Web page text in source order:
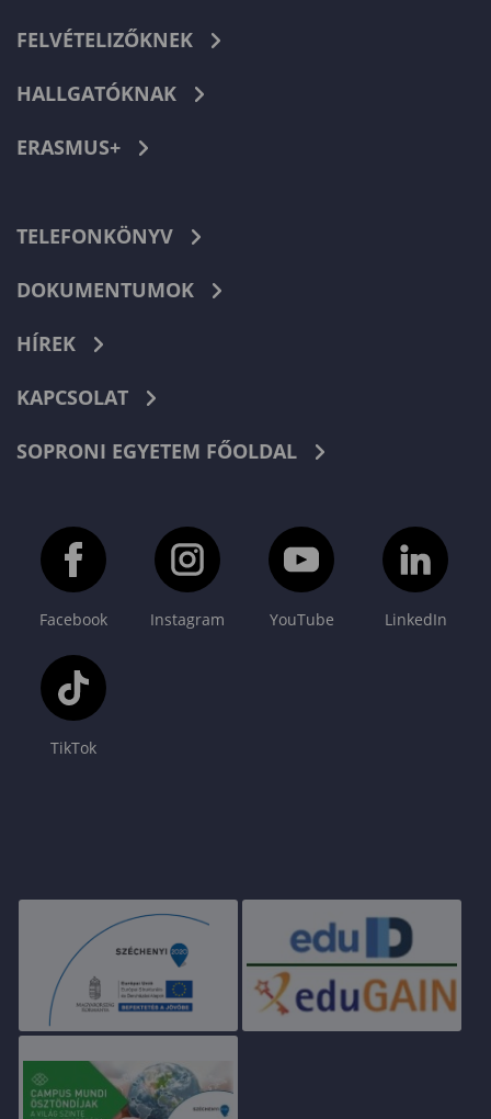
FELVÉTELIZŐKNEK
HALLGATÓKNAK
ERASMUS+
TELEFONKÖNYV
DOKUMENTUMOK
HÍREK
KAPCSOLAT
SOPRONI EGYETEM FŐOLDAL
Facebook Instagram YouTube LinkedIn
TikTok